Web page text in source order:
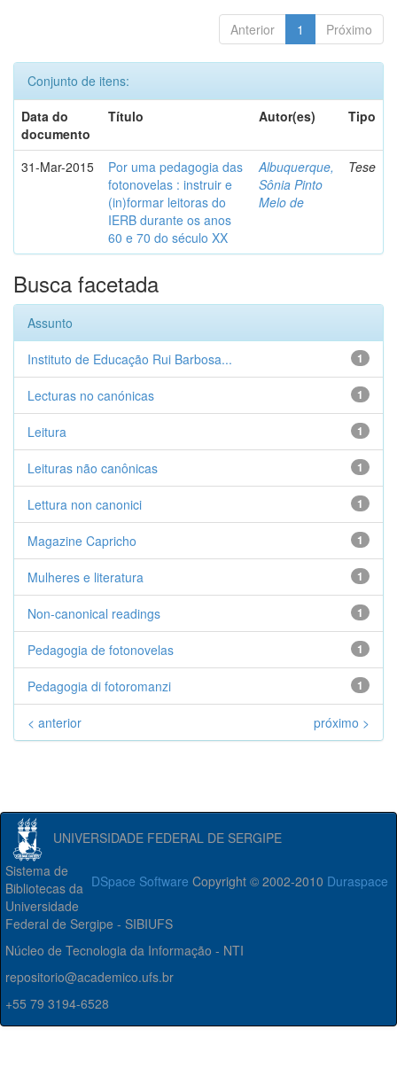
Anterior 1 Próximo
Conjunto de itens:
Data do
documento
Título Autor(es) Tipo
31-Mar-2015
Por uma pedagogia das
fotonovelas : instruir e
(in)formar leitoras do
IERB durante os anos
60 e 70 do século XX
Albuquerque,
Sônia Pinto
Melo de
Tese
Busca facetada
Assunto
1
Instituto de Educação Rui Barbosa...
1
Lecturas no canónicas
1
Leitura
1
Leituras não canônicas
1
Lettura non canonici
1
Magazine Capricho
1
Mulheres e literatura
1
Non-canonical readings
1
Pedagogia de fotonovelas
1
Pedagogia di fotoromanzi
< anterior próximo >
UNIVERSIDADE FEDERAL DE SERGIPE
DSpace Software Copyright © 2002-2010 Duraspace
Sistema de
Bibliotecas da
Universidade
Federal de Sergipe - SIBIUFS
Núcleo de Tecnologia da Informação - NTI
repositorio@academico.ufs.br
+55 79 3194-6528